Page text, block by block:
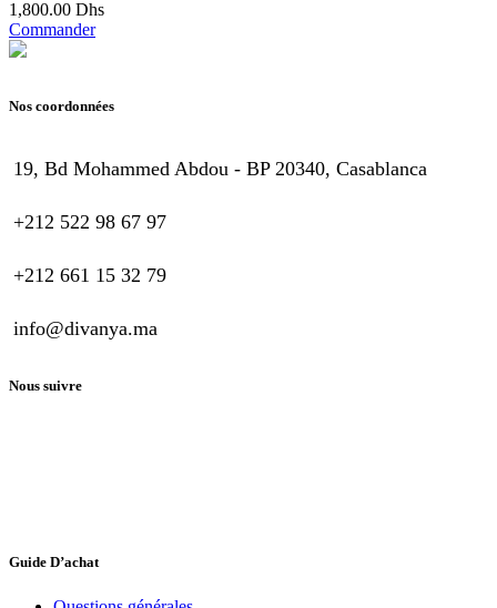
1,800.00 Dhs
Commander
Nos coordonnées
19, Bd Mohammed Abdou - BP 20340, Casablanca
+212 522 98 67 97
+212 661 15 32 79
info@divanya.ma
Nous suivre
Guide D’achat